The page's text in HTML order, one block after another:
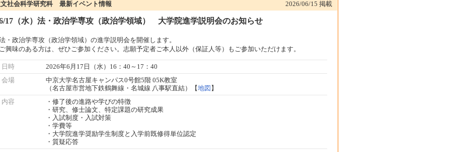
社会科学研究科 最新イベント情報 2026/06/15 掲載
17（水）法・政治学専攻（政治学領域） 大学院進学説明会のお知らせ
・政治学専攻（政治学領域）の進学説明会を開催します。
興味のある方は、ぜひご参加ください。志願予定者ご本人以外（保証人等）もご参加いただけます。
日時
2026年6月17日（水）16：40～17：40
会場
中京大学名古屋キャンパス0号館5階 05K教室
（名古屋市営地下鉄鶴舞線・名城線 八事駅直結）【地図 】
内容
・修了後の進路や学びの特徴
・研究、修士論文、特定課題の研究成果
・入試制度・入試対策
・学費等
・大学院進学奨励学生制度と入学前既修得単位認定
・質疑応答